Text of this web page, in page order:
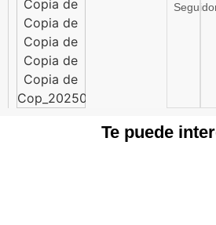
Te puede